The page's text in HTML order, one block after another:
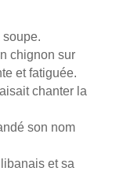
soupe.
chignon sur
et fatiguée.
chanter la
son nom
et sa